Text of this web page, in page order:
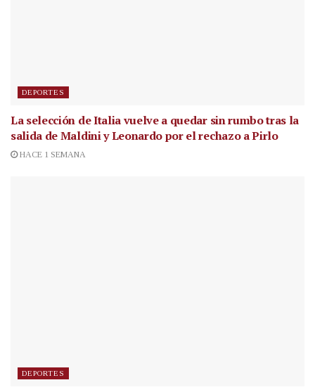
DEPORTES
La selección de Italia vuelve a quedar sin rumbo tras la
salida de Maldini y Leonardo por el rechazo a Pirlo
HACE 1 SEMANA
DEPORTES